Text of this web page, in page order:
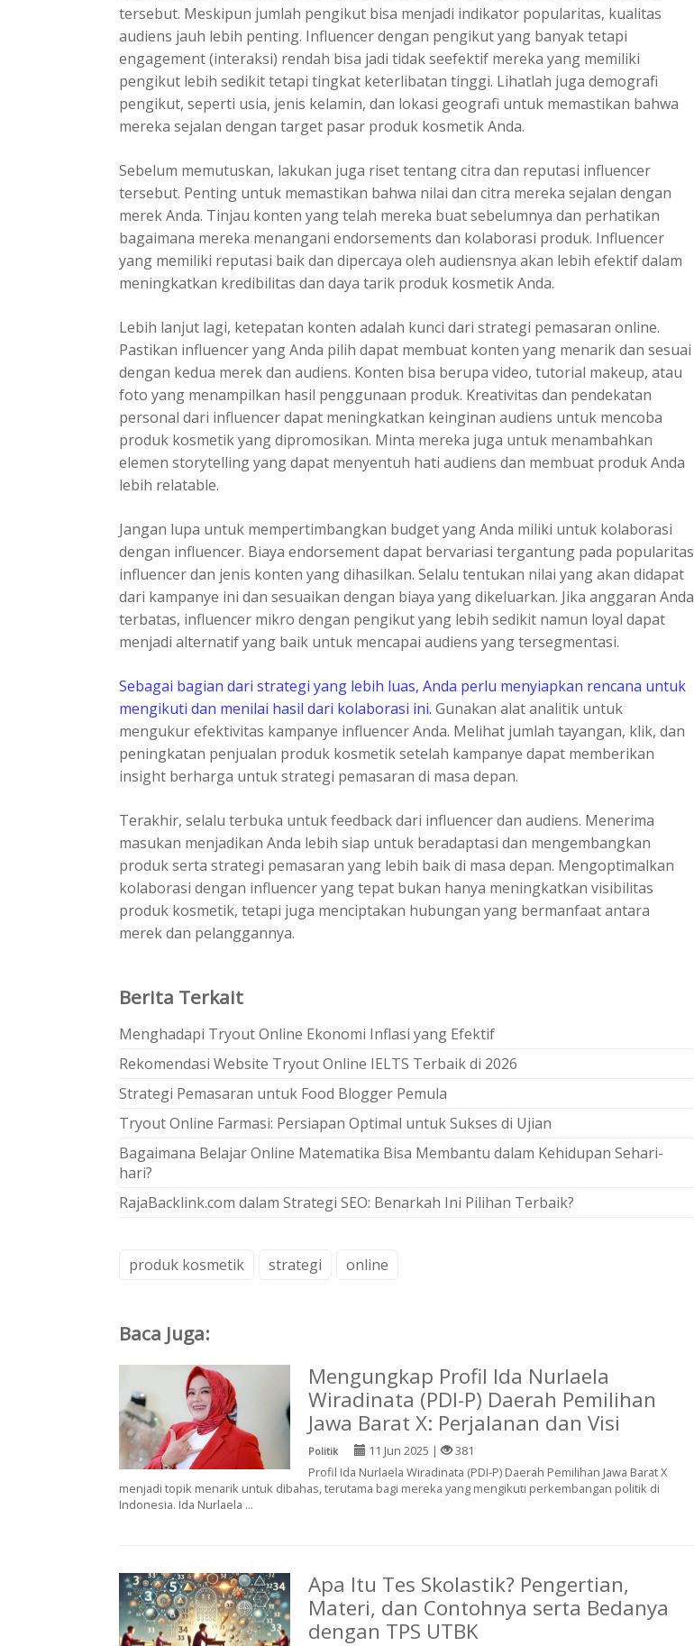
tersebut. Meskipun jumlah pengikut bisa menjadi indikator popularitas, kualitas
audiens jauh lebih penting. Influencer dengan pengikut yang banyak tetapi
engagement (interaksi) rendah bisa jadi tidak seefektif mereka yang memiliki
pengikut lebih sedikit tetapi tingkat keterlibatan tinggi. Lihatlah juga demografi
pengikut, seperti usia, jenis kelamin, dan lokasi geografi untuk memastikan bahwa
mereka sejalan dengan target pasar produk kosmetik Anda.
Sebelum memutuskan, lakukan juga riset tentang citra dan reputasi influencer
tersebut. Penting untuk memastikan bahwa nilai dan citra mereka sejalan dengan
merek Anda. Tinjau konten yang telah mereka buat sebelumnya dan perhatikan
bagaimana mereka menangani endorsements dan kolaborasi produk. Influencer
yang memiliki reputasi baik dan dipercaya oleh audiensnya akan lebih efektif dalam
meningkatkan kredibilitas dan daya tarik produk kosmetik Anda.
Lebih lanjut lagi, ketepatan konten adalah kunci dari strategi pemasaran online.
Pastikan influencer yang Anda pilih dapat membuat konten yang menarik dan sesuai
dengan kedua merek dan audiens. Konten bisa berupa video, tutorial makeup, atau
foto yang menampilkan hasil penggunaan produk. Kreativitas dan pendekatan
personal dari influencer dapat meningkatkan keinginan audiens untuk mencoba
produk kosmetik yang dipromosikan. Minta mereka juga untuk menambahkan
elemen storytelling yang dapat menyentuh hati audiens dan membuat produk Anda
lebih relatable.
Jangan lupa untuk mempertimbangkan budget yang Anda miliki untuk kolaborasi
dengan influencer. Biaya endorsement dapat bervariasi tergantung pada popularitas
influencer dan jenis konten yang dihasilkan. Selalu tentukan nilai yang akan didapat
dari kampanye ini dan sesuaikan dengan biaya yang dikeluarkan. Jika anggaran Anda
terbatas, influencer mikro dengan pengikut yang lebih sedikit namun loyal dapat
menjadi alternatif yang baik untuk mencapai audiens yang tersegmentasi.
Sebagai bagian dari strategi yang lebih luas, Anda perlu menyiapkan rencana untuk
mengikuti dan menilai hasil dari kolaborasi ini. Gunakan alat analitik untuk
mengukur efektivitas kampanye influencer Anda. Melihat jumlah tayangan, klik, dan
peningkatan penjualan produk kosmetik setelah kampanye dapat memberikan
insight berharga untuk strategi pemasaran di masa depan.
Terakhir, selalu terbuka untuk feedback dari influencer dan audiens. Menerima
masukan menjadikan Anda lebih siap untuk beradaptasi dan mengembangkan
produk serta strategi pemasaran yang lebih baik di masa depan. Mengoptimalkan
kolaborasi dengan influencer yang tepat bukan hanya meningkatkan visibilitas
produk kosmetik, tetapi juga menciptakan hubungan yang bermanfaat antara
merek dan pelanggannya.
Berita Terkait
Menghadapi Tryout Online Ekonomi Inflasi yang Efektif
Rekomendasi Website Tryout Online IELTS Terbaik di 2026
Strategi Pemasaran untuk Food Blogger Pemula
Tryout Online Farmasi: Persiapan Optimal untuk Sukses di Ujian
Bagaimana Belajar Online Matematika Bisa Membantu dalam Kehidupan Sehari-
hari?
RajaBacklink.com dalam Strategi SEO: Benarkah Ini Pilihan Terbaik?
produk kosmetik strategi online
Baca Juga:
Mengungkap Profil Ida Nurlaela
Wiradinata (PDI-P) Daerah Pemilihan
Jawa Barat X: Perjalanan dan Visi
Politik 11 Jun 2025 |
381
Profil Ida Nurlaela Wiradinata (PDI-P) Daerah Pemilihan Jawa Barat X
menjadi topik menarik untuk dibahas, terutama bagi mereka yang mengikuti perkembangan politik di
Indonesia. Ida Nurlaela ...
Apa Itu Tes Skolastik? Pengertian,
Materi, dan Contohnya serta Bedanya
dengan TPS UTBK